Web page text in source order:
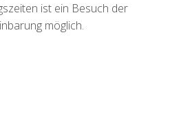
ist ein Besuch der
möglich.